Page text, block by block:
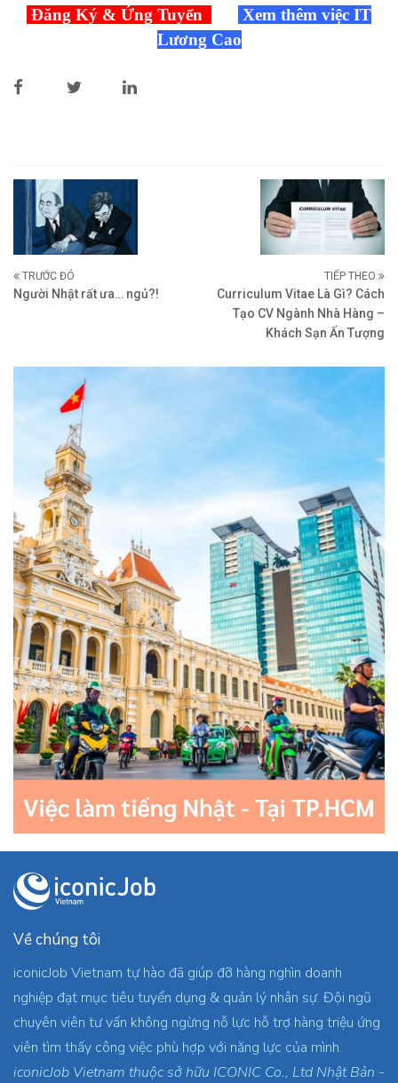
Đăng Ký & Ứng Tuyển
Xem thêm việc IT
Lương Cao
TRƯỚC ĐÓ
Người Nhật rất ưa… ngủ?!
TIẾP THEO
Curriculum Vitae Là Gì? Cách
Tạo CV Ngành Nhà Hàng –
Khách Sạn Ấn Tượng
Về chúng tôi
iconicJob Vietnam tự hào đã giúp đỡ hàng nghìn doanh
nghiệp đạt mục tiêu tuyển dụng & quản lý nhân sự. Đội ngũ
chuyên viên tư vấn không ngừng nỗ lực hỗ trợ hàng triệu ứng
viên tìm thấy công việc phù hợp với năng lực của mình.
iconicJob Vietnam thuộc sở hữu ICONIC Co., Ltd Nhật Bản -